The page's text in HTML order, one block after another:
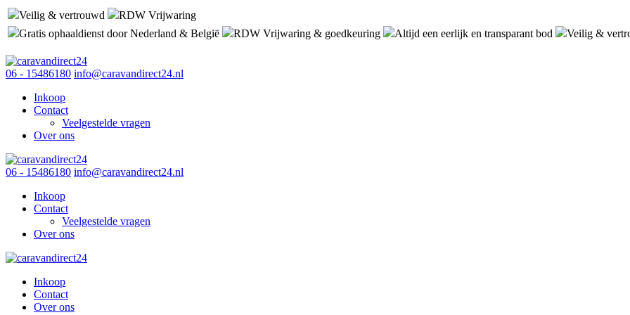
Veilig & vertrouwd
RDW Vrijwaring
Gratis ophaaldienst door Nederland & België
RDW Vrijwaring & goedkeuring Altijd een eerlijk en transparant bod Veilig &
06 - 15486180 info@caravandirect24.nl
Inkoop
Contact
Veelgestelde vragen
Over ons
06 - 15486180 info@caravandirect24.nl
Inkoop
Contact
Veelgestelde vragen
Over ons
Inkoop
Contact
Over ons